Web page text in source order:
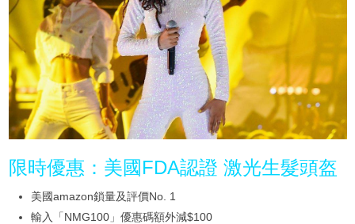
限時優惠：美國FDA認證 激光生髮頭盔
美國amazon鎖量及評價No. 1
輸入「NMG100」優惠碼額外減$100